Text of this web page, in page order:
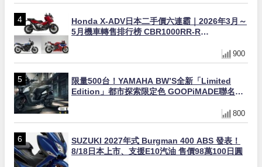
Honda X-ADV日本二手價六連霸｜2026年3月～
5月機車轉售排行榜 CBR1000RR-R
900
限量500台！YAMAHA BW’S全新「Limited
Edition」都市探索限定色 GOOPiMADE聯名包
800
SUZUKI 2027年式 Burgman 400 ABS 發表！
8/18日本上市、支援E10汽油 售價98萬100日圓